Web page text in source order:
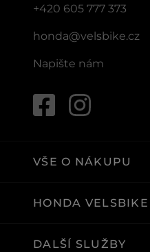
+420 605 777 373
honda@velsbike.cz
Napište nám
VŠE O NÁKUPU
HONDA VELSBIKE
DALŠÍ SLUŽBY